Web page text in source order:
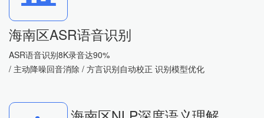
海南区ASR语音识别
ASR语音识别8K录音达90%
/ 主动降噪回音消除 / 方言识别自动校正 识别模型优化